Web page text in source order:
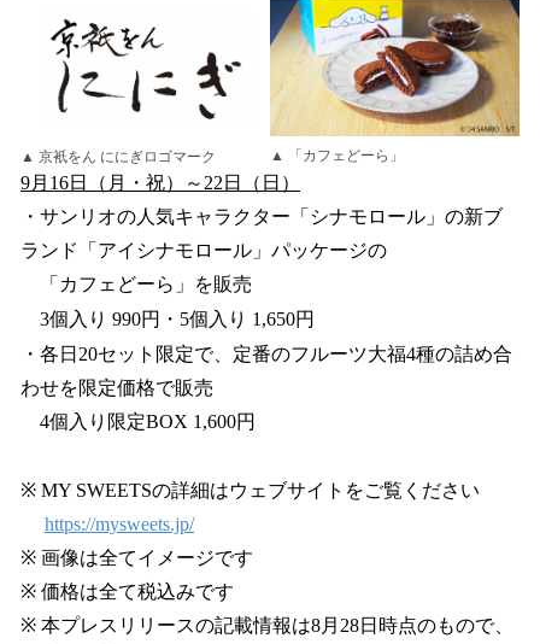
▲ 京衹をん ににぎロゴマーク ▲ 「カフェどーら」
9月16日（月・祝）～22日（日）
・サンリオの人気キャラクター「シナモロール」の新ブ
ランド「アイシナモロール」パッケージの
「カフェどーら」を販売
3個入り 990円・5個入り 1,650円
・各日20セット限定で、定番のフルーツ大福4種の詰め合
わせを限定価格で販売
4個入り限定BOX 1,600円
※ MY SWEETSの詳細はウェブサイトをご覧ください
https://mysweets.jp/
※ 画像は全てイメージです
※ 価格は全て税込みです
※ 本プレスリリースの記載情報は8月28日時点のもので、